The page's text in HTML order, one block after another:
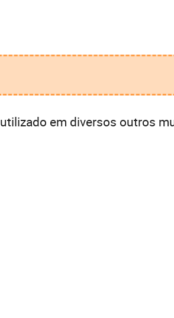
em diversos outros